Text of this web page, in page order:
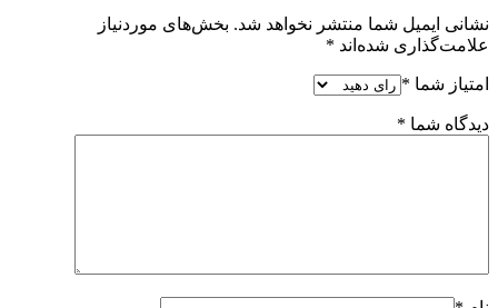
نشانی ایمیل شما منتشر نخواهد شد. بخش‌های موردنیاز
علامت‌گذاری شده‌اند *
امتیاز شما *
دیدگاه شما *